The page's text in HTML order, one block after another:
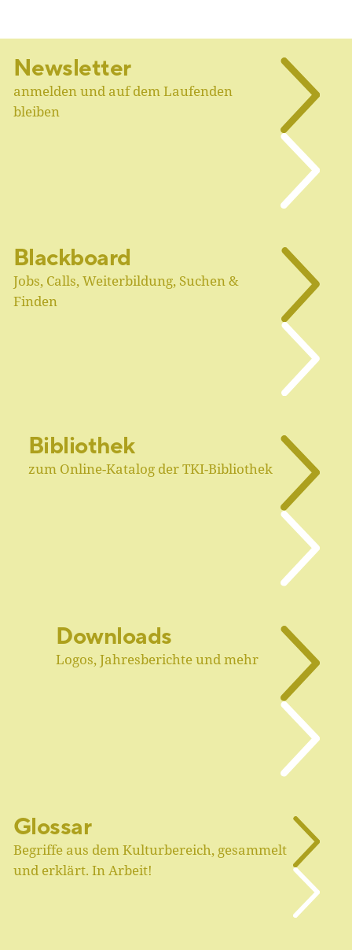
Newsletter
anmelden und auf dem Laufenden
bleiben
Blackboard
Jobs, Calls, Weiterbildung, Suchen &
Finden
Bibliothek
zum Online-Katalog der TKI-Bibliothek
Downloads
Logos, Jahresberichte und mehr
Glossar
Begriffe aus dem Kulturbereich, gesammelt
und erklärt. In Arbeit!